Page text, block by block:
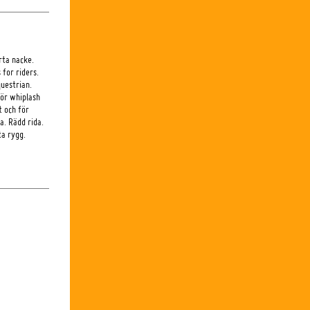
nacke.
for riders.
whiplash
och för
Rädd rida.
rygg.